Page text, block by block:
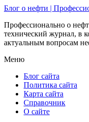
Блог о нефти |
Профессионально о
технический журнал, в
актуальным вопросам
Меню
Блог сайта
Политика сайта
Карта сайта
Справочник
О сайте